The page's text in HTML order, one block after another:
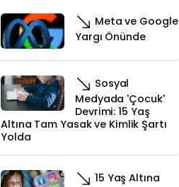
Meta ve Google
Yargı Önünde
Sosyal
Medyada 'Çocuk'
Devrimi: 15 Yaş
Altına Tam Yasak ve Kimlik Şartı
Yolda
15 Yaş Altına